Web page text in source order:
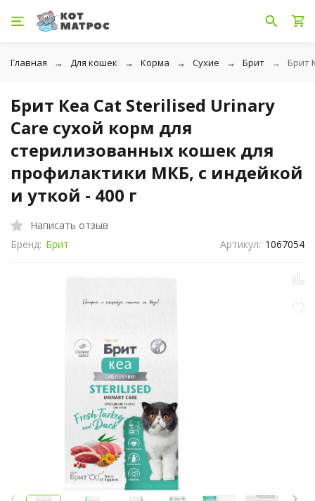
Главная Для кошек Корма Сухие Брит Брит
Брит Кеа Cat Sterilised Urinary
Care сухой корм для
стерилизованных кошек для
профилактики МКБ, с индейкой
и уткой - 400 г
Написать отзыв
Бренд: Брит Артикул: 1067054